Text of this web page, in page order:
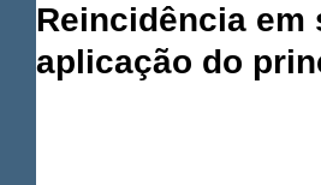
Reincidência em
aplicação do